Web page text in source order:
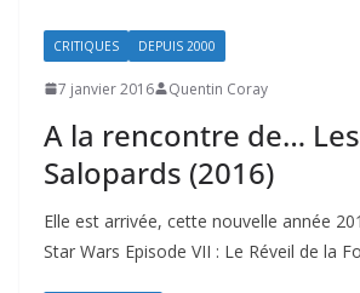
CRITIQUES DEPUIS 2000
7 janvier 2016 Quentin Coray
A la rencontre de…
Salopards (2016)
Elle est arrivée, cette nouvelle année
Star Wars Episode VII : Le Réveil de la